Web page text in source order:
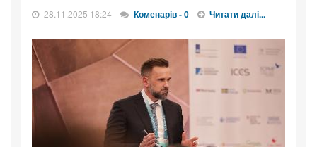
28.11.2025 18:24 Коменарів - 0 Читати далі...